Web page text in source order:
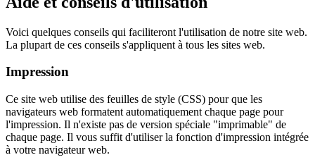
Voici quelques conseils qui faciliteront l'utilisation de notre site web.
La plupart de ces conseils s'appliquent à tous les sites web.
Impression
Ce site web utilise des feuilles de style (CSS) pour que les
navigateurs web formatent automatiquement chaque page pour
l'impression. Il n'existe pas de version spéciale "imprimable" de
chaque page. Il vous suffit d'utiliser la fonction d'impression intégrée
à votre navigateur web.